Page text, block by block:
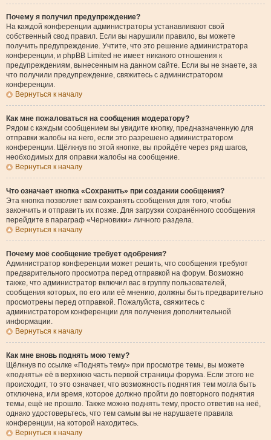
Почему я получил предупреждение?
На каждой конференции администраторы устанавливают свой
собственный свод правил. Если вы нарушили правило, вы можете
получить предупреждение. Учтите, что это решение администратора
конференции, и phpBB Limited не имеет никакого отношения к
предупреждениям, вынесенным на данном сайте. Если вы не знаете, за
что получили предупреждение, свяжитесь с администратором
конференции.
Вернуться к началу
Как мне пожаловаться на сообщения модератору?
Рядом с каждым сообщением вы увидите кнопку, предназначенную для
отправки жалобы на него, если это разрешено администратором
конференции. Щёлкнув по этой кнопке, вы пройдёте через ряд шагов,
необходимых для оправки жалобы на сообщение.
Вернуться к началу
Что означает кнопка «Сохранить» при создании сообщения?
Эта кнопка позволяет вам сохранять сообщения для того, чтобы
закончить и отправить их позже. Для загрузки сохранённого сообщения
перейдите в параграф «Черновики» личного раздела.
Вернуться к началу
Почему моё сообщение требует одобрения?
Администратор конференции может решить, что сообщения требуют
предварительного просмотра перед отправкой на форум. Возможно
также, что администратор включил вас в группу пользователей,
сообщения которых, по его или её мнению, должны быть предварительно
просмотрены перед отправкой. Пожалуйста, свяжитесь с
администратором конференции для получения дополнительной
информации.
Вернуться к началу
Как мне вновь поднять мою тему?
Щёлкнув по ссылке «Поднять тему» при просмотре темы, вы можете
«поднять» её в верхнюю часть первой страницы форума. Если этого не
происходит, то это означает, что возможность поднятия тем могла быть
отключена, или время, которое должно пройти до повторного поднятия
темы, ещё не прошло. Также можно поднять тему, просто ответив на неё,
однако удостоверьтесь, что тем самым вы не нарушаете правила
конференции, на которой находитесь.
Вернуться к началу